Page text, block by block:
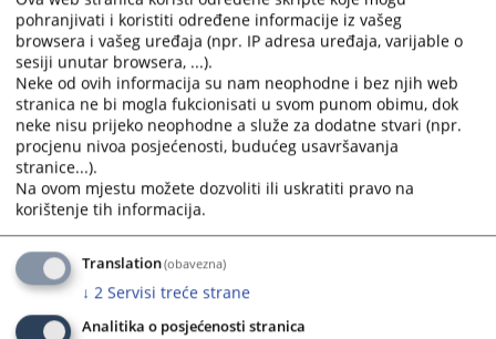
Prateći dokumenti
Izvještaj o poštovanju optimalnih i predvidivih rokova
2023
90PREGLEDA
pohranjivati i koristiti određene informacije iz vašeg
browsera i vašeg uređaja (npr. IP adresa uređaja, varijable o
sesiji unutar browsera, ...).
Neke od ovih informacija su nam neophodne i bez njih web
stranica ne bi mogla fukcionisati u svom punom obimu, dok
neke nisu prijeko neophodne a služe za dodatne stvari (npr.
procjenu nivoa posjećenosti, budućeg usavršavanja
stranice...).
Na ovom mjestu možete dozvoliti ili uskratiti pravo na
korištenje tih informacija.
Translation(obavezna)
↓ 2 Servisi treće strane
Analitika o posjećenosti stranica